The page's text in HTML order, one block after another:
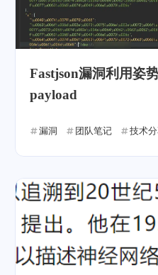
Fastjson漏洞利用姿
payload
漏洞 团队笔记 技术